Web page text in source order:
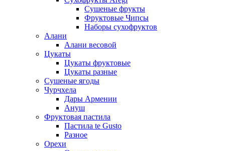
Сушеные фрукты
Фруктовые Чипсы
Наборы сухофруктов
Алани
Алани весовой
Цукаты
Цукаты фруктовые
Цукаты разные
Сушеные ягоды
Чурчхела
Дары Армении
Ануш
Фруктовая пастила
Пастила te Gusto
Разное
Орехи